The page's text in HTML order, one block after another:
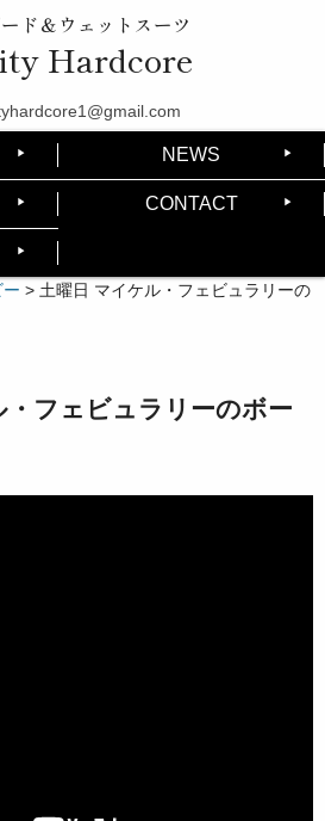
ド＆ウェットスーツ
Hardcore
NEWS
CONTACT
> 土曜日 マイケル・フェビュラリーの
フェビュラリーのボー